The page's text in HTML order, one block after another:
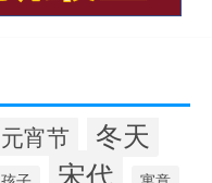
元宵节 冬天
宋代